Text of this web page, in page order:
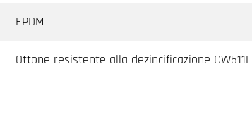
EPDM
Ottone resistente alla dezincificazione CW511L